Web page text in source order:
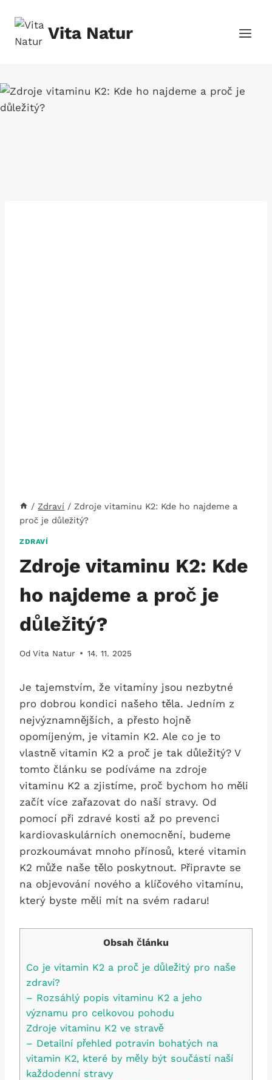
obsah
Vita Natur
/ Zdraví / Zdroje vitaminu K2: Kde ho najdeme a
proč je důležitý?
ZDRAVÍ
Zdroje vitaminu K2: Kde
ho najdeme a proč je
důležitý?
Od Vita Natur 14. 11. 2025
Je tajemstvím, že vitamíny jsou nezbytné
pro dobrou kondici našeho těla. Jedním z
nejvýznamnějších, a přesto hojně
opomíjeným, je vitamin K2. Ale co je to
vlastně vitamin K2 a proč je tak důležitý? V
tomto článku se podíváme na zdroje
vitaminu K2 a zjistíme, proč bychom ho měli
začít více zařazovat do naší stravy. Od
pomocí při zdravé kosti až po prevenci
kardiovaskulárních onemocnění, budeme
prozkoumávat mnoho přínosů, které vitamin
K2 může naše tělo poskytnout. Připravte se
na objevování nového a klíčového vitamínu,
který byste měli mít na svém radaru!
Obsah článku
Co je vitamin K2 a proč je důležitý pro naše
zdraví?
– Rozsáhlý popis vitaminu K2 a jeho
významu pro celkovou pohodu
Zdroje vitaminu K2 ve stravě
– Detailní přehled potravin bohatých na
vitamin K2, které by měly být součástí naší
každodenní stravy